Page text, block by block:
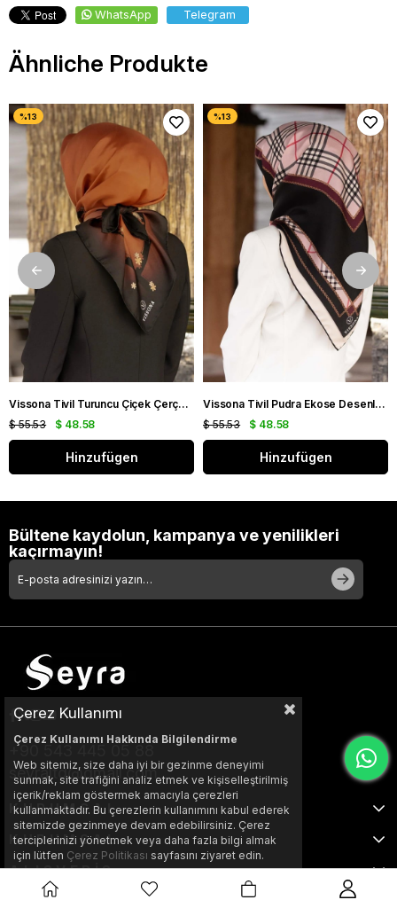
WhatsApp Telegram
Ähnliche Produkte
Vissona Tivil Turuncu Çiçek Çerçeve Desenli İpek Eşarp 50318 - 0014 - 0001
$ 48.58
$ 55.53
Hinzufügen
Vissona Tivil Pudra Ekose Desenli İpek Eşarp DGN 50781 - 19 - 21
$ 48.58
$ 55.53
Hinzufügen
Bültene kaydolun, kampanya ve yenilikleri
kaçırmayın!
+90 543 445 05 88
seyraltd@gmail.com
KURUMSAL
KURUMSAL
ALIŞVERİŞ
Çerez Kullanımı
Çerez Kullanımı Hakkında Bilgilendirme
Web sitemiz, size daha iyi bir gezinme deneyimi
sunmak, site trafiğini analiz etmek ve kişiselleştirilmiş
içerik/reklam göstermek amacıyla çerezleri
kullanmaktadır. Bu çerezlerin kullanımını kabul ederek
sitemizde gezinmeye devam edebilirsiniz. Çerez
terciplerinizi yönetmek veya daha fazla bilgi almak
için lütfen Çerez Politikası sayfasını ziyaret edin.